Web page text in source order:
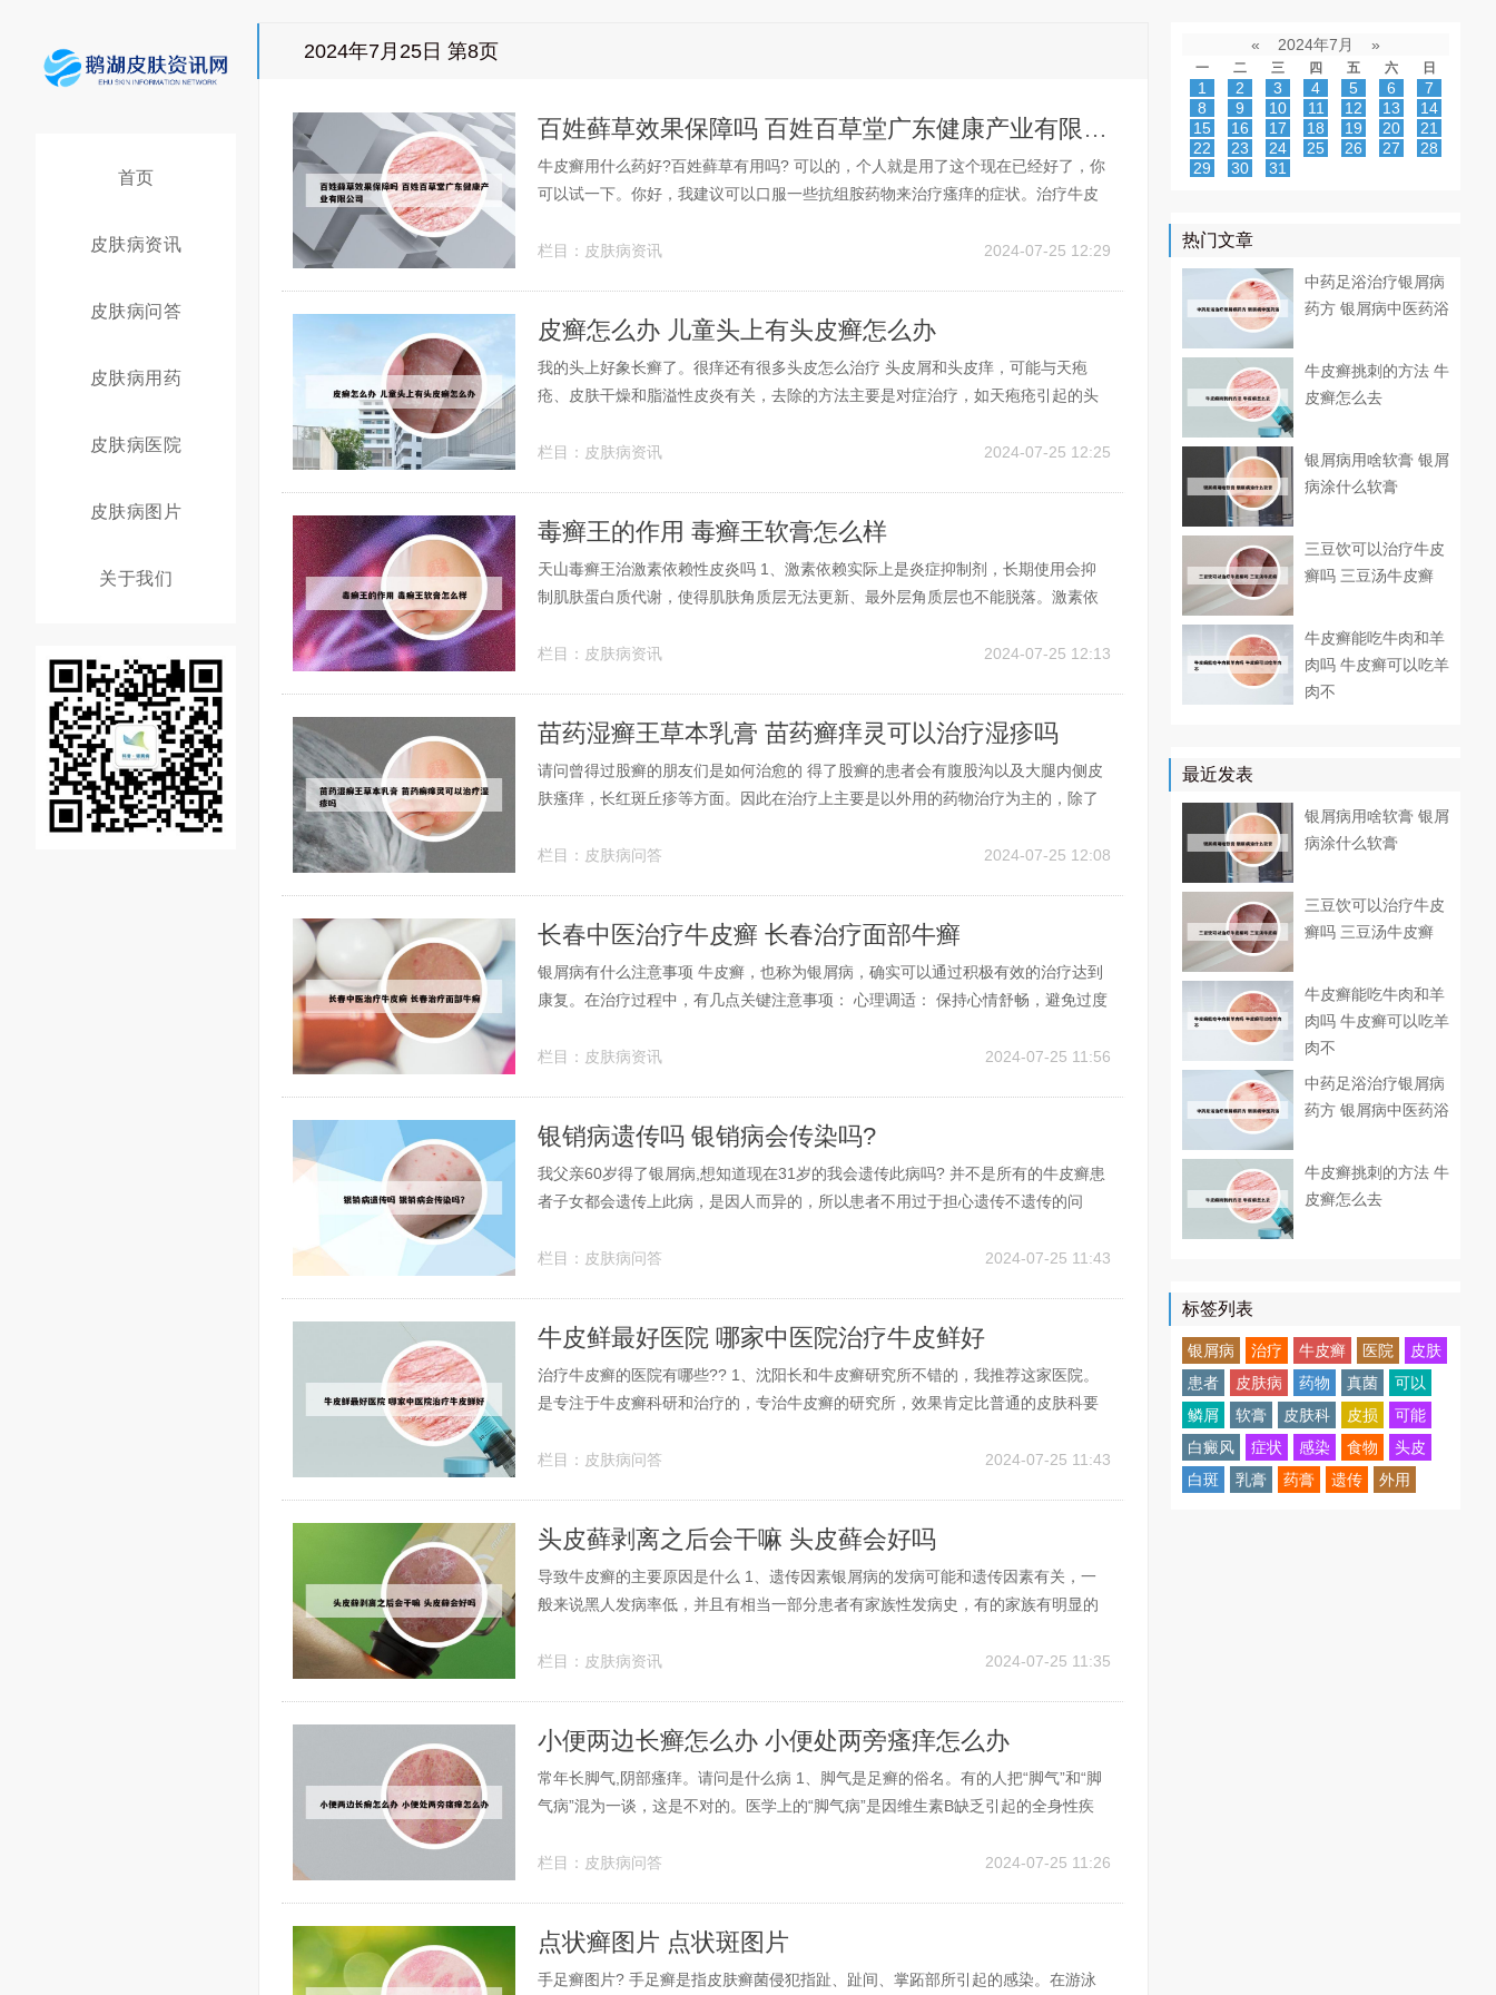
首页
皮肤病资讯
皮肤病问答
皮肤病用药
皮肤病医院
皮肤病图片
关于我们
2024年7月25日 第8页
百姓藓草效果保障吗 百姓百草堂广东健康产业有限公司
牛皮癣用什么药好?百姓藓草有用吗? 可以的，个人就是用了这个现在已经好了，你
可以试一下。你好，我建议可以口服一些抗组胺药物来治疗瘙痒的症状。治疗牛皮
药物：牛皮癣的病因很复杂，有的是细菌因素所导致，表皮细胞繁殖太快的原因，
栏目： 皮肤病资讯 2024-07-25 12:29
皮癣怎么办 儿童头上有头皮癣怎么办
我的头上好象长癣了。很痒还有很多头皮怎么治疗 头皮屑和头皮痒，可能与天疱
疮、皮肤干燥和脂溢性皮炎有关，去除的方法主要是对症治疗，如天疱疮引起的头
素，连服四周，同时外用5％硫磺软膏、2％碘酊或其他抗真菌药，4周后查菌阴性，
栏目： 皮肤病资讯 2024-07-25 12:25
毒癣王的作用 毒癣王软膏怎么样
天山毒癣王治激素依赖性皮炎吗 1、激素依赖实际上是炎症抑制剂，长期使用会抑
制肌肤蛋白质代谢，使得肌肤角质层无法更新、最外层角质层也不能脱落。激素依
吴先生表示金蝉毒癣王乳膏是他用过效果最明显的乳膏。2、小孩半岁屁股红可以用
栏目： 皮肤病资讯 2024-07-25 12:13
苗药湿癣王草本乳膏 苗药癣痒灵可以治疗湿疹吗
请问曾得过股癣的朋友们是如何治愈的 得了股癣的患者会有腹股沟以及大腿内侧皮
肤瘙痒，长红斑丘疹等方面。因此在治疗上主要是以外用的药物治疗为主的，除了
缓解发病症状，也可以帮助股癣更快治愈。患有大腿内侧股癣的患者，可以通过使
栏目： 皮肤病问答 2024-07-25 12:08
长春中医治疗牛皮癣 长春治疗面部牛癣
银屑病有什么注意事项 牛皮癣，也称为银屑病，确实可以通过积极有效的治疗达到
康复。在治疗过程中，有几点关键注意事项： 心理调适： 保持心情舒畅，避免过度
者应优先考虑采用中药或中成药，它们温和且适合初始治疗。日常生活的注意事项
栏目： 皮肤病资讯 2024-07-25 11:56
银销病遗传吗 银销病会传染吗?
我父亲60岁得了银屑病,想知道现在31岁的我会遗传此病吗? 并不是所有的牛皮癣患
者子女都会遗传上此病，是因人而异的，所以患者不用过于担心遗传不遗传的问
还没有确定其遗传性，都是通过临床总结，确实又一部分会遗传下一代。但几率不
栏目： 皮肤病问答 2024-07-25 11:43
牛皮鲜最好医院 哪家中医院治疗牛皮鲜好
治疗牛皮癣的医院有哪些?? 1、沈阳长和牛皮癣研究所不错的，我推荐这家医院。
是专注于牛皮癣科研和治疗的，专治牛皮癣的研究所，效果肯定比普通的皮肤科要
皮癣，疗效好，见效快！医院位于郑州二七广场向东100米路北。3、黄石弘康中医
栏目： 皮肤病问答 2024-07-25 11:43
头皮藓剥离之后会干嘛 头皮藓会好吗
导致牛皮癣的主要原因是什么 1、遗传因素银屑病的发病可能和遗传因素有关，一
般来说黑人发病率低，并且有相当一部分患者有家族性发病史，有的家族有明显的
同结果。2、遗传因素 牛皮癣的遗传因素是导致其发生的重要原因之一。研究发
栏目： 皮肤病资讯 2024-07-25 11:35
小便两边长癣怎么办 小便处两旁瘙痒怎么办
常年长脚气,阴部瘙痒。请问是什么病 1、脚气是足癣的俗名。有的人把“脚气”和“脚
气病”混为一谈，这是不对的。医学上的“脚气病”是因维生素B缺乏引起的全身性疾
毛巾应分别使用以免传染他人。2、有可能阴道有炎症，炎症有好几种病因，其中也
栏目： 皮肤病问答 2024-07-25 11:26
点状癣图片 点状斑图片
手足癣图片? 手足癣是指皮肤癣菌侵犯指趾、趾间、掌跖部所引起的感染。在游泳
« 2024年7月 »
一 二 三 四 五 六 日
1 2 3 4 5 6
7
8
9 10 11 12 13
14
15
16 17 18 19 20
21
22
23 24 25 26 27
28
29
30 31
热门文章
中药足浴治疗银屑病
药方 银屑病中医药浴
牛皮癣挑刺的方法 牛
皮癣怎么去
银屑病用啥软膏 银屑
病涂什么软膏
三豆饮可以治疗牛皮
癣吗 三豆汤牛皮癣
牛皮癣能吃牛肉和羊
肉吗 牛皮癣可以吃羊
肉不
最近发表
银屑病用啥软膏 银屑
病涂什么软膏
三豆饮可以治疗牛皮
癣吗 三豆汤牛皮癣
牛皮癣能吃牛肉和羊
肉吗 牛皮癣可以吃羊
肉不
中药足浴治疗银屑病
药方 银屑病中医药浴
牛皮癣挑刺的方法 牛
皮癣怎么去
标签列表
银屑病 治疗 牛皮癣 医院
皮肤
患者
皮肤病 药物 真菌
可以
鳞屑
软膏 皮肤科 皮损
可能
白癜风
症状 感染 食物
头皮
白斑
乳膏 药膏 遗传 外用